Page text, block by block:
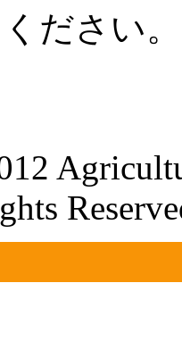
ださい。